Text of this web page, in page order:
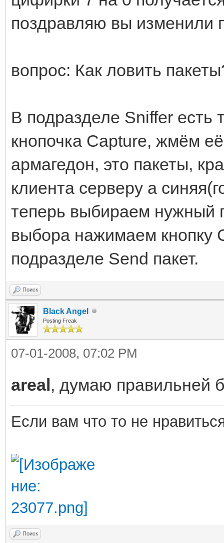
поздравляю вы изменили
вопрос: Как ловить
В подразделе Sniffer есть
кнопочка Capture, жмём
армагедон, это пакеты,
клиента серверу а
теперь выбираем нужный
выбора нажимаем кнопку
подразделе Send пакет.
Поиск
Black Angel
Posting Freak
07-01-2008, 07:02 PM
areal, думаю правильней
Если вам что то не
Поиск